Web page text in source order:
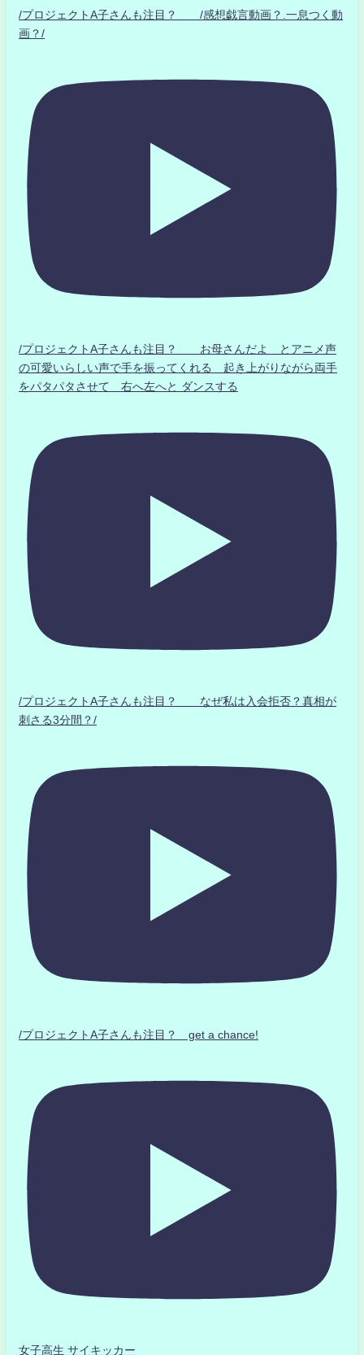
/プロジェクトA子さんも注目？ /感想戯言動画？.一息つく動
画？/
/プロジェクトA子さんも注目？ お母さんだよ とアニメ声
の可愛いらしい声で手を振ってくれる 起き上がりながら両手
をパタパタさせて 右へ左へと ダンスする
/プロジェクトA子さんも注目？ なぜ私は入会拒否？真相が
刺さる3分間？/
/プロジェクトA子さんも注目？ get a chance!
女子高生 サイキッカー